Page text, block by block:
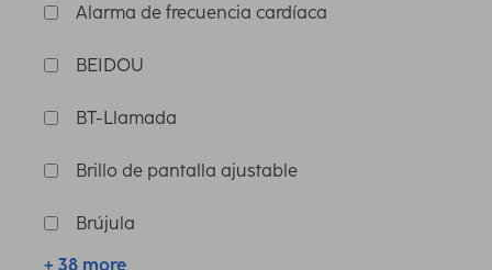
Alarma de frecuencia cardíaca
BEIDOU
BT-Llamada
Brillo de pantalla ajustable
Brújula
+ 38 more